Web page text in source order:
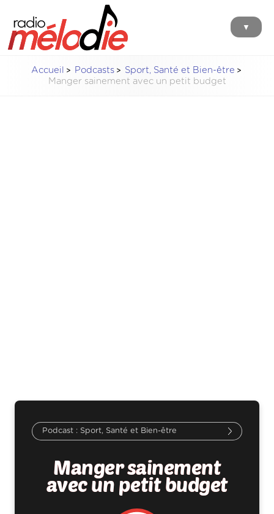
▼
Accueil Podcasts
Sport, Santé et Bien-être
Manger sainement avec un petit budget
Sport, Santé et Bien-être
Manger sainement
avec un petit budget